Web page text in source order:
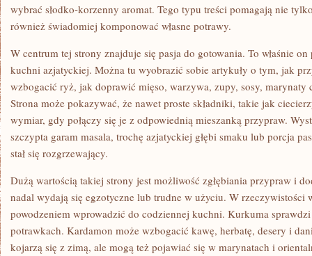
wybrać słodko-korzenny aromat. Tego typu treści pomagają nie
również świadomiej komponować własne potrawy.
W centrum tej strony znajduje się pasja do gotowania. To właśnie
kuchni azjatyckiej. Można tu wyobrazić sobie artykuły o tym, jak
wzbogacić ryż, jak doprawić mięso, warzywa, zupy, sosy, marynaty
Strona może pokazywać, że nawet proste składniki, takie jak
wymiar, gdy połączy się je z odpowiednią mieszanką przypraw.
szczypta garam masala, trochę azjatyckiej głębi smaku lub porcja
stał się rozgrzewający.
Dużą wartością takiej strony jest możliwość zgłębiania przypraw i
nadal wydają się egzotyczne lub trudne w użyciu. W rzeczywistości
powodzeniem wprowadzić do codziennej kuchni. Kurkuma
potrawkach. Kardamon może wzbogacić kawę, herbatę, desery i
kojarzą się z zimą, ale mogą też pojawiać się w marynatach i